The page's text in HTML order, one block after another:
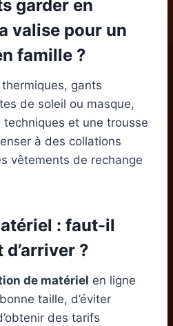
garder en
valise pour un
famille ?
gants
de soleil ou masque,
et une trousse
à des collations
vêtements de rechange
: faut-il
?
de matériel en ligne
taille, d’éviter
des tarifs